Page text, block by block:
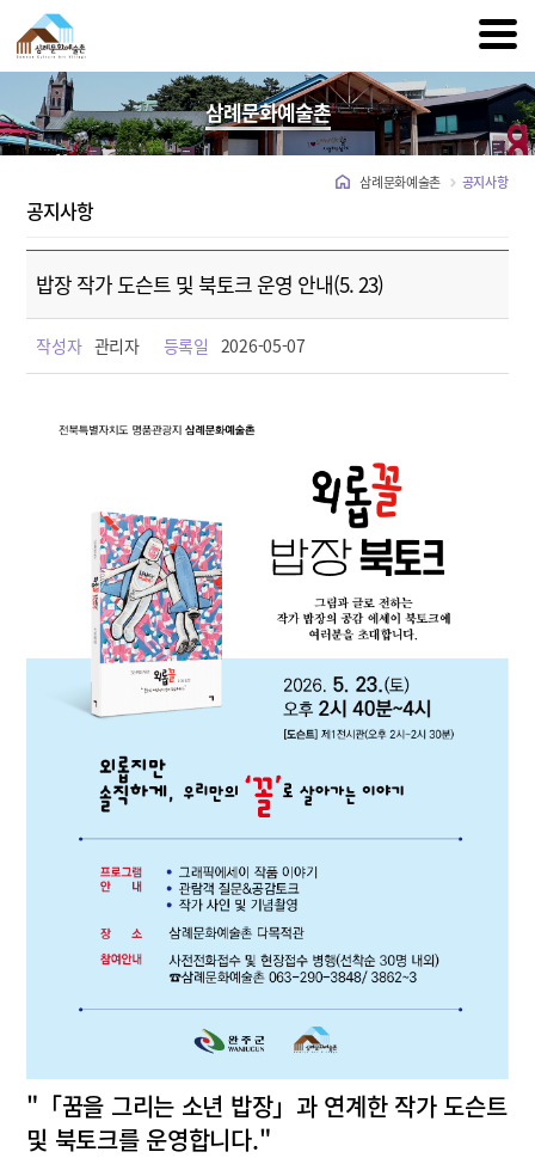
삼례문화예술촌
삼례문화예술촌 공지사항
공지사항
밥장 작가 도슨트 및 북토크 운영 안내(5. 23)
작성자 관리자 등록일 2026-05-07
"「꿈을 그리는 소년 밥장」과 연계한 작가 도슨트
및 북토크를 운영합니다."